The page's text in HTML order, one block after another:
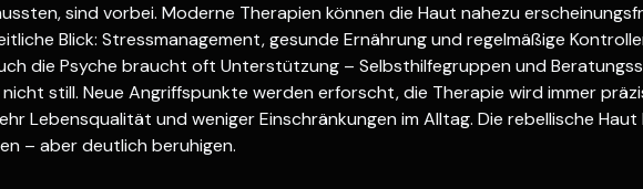
sind vorbei. Moderne Therapien können die Haut nahezu
Blick: Stressmanagement, gesunde Ernährung und regelmäßige
die Psyche braucht oft Unterstützung – Selbsthilfegruppen und
still. Neue Angriffspunkte werden erforscht, die Therapie wird immer
Lebensqualität und weniger Einschränkungen im Alltag. Die rebellische
– aber deutlich beruhigen.